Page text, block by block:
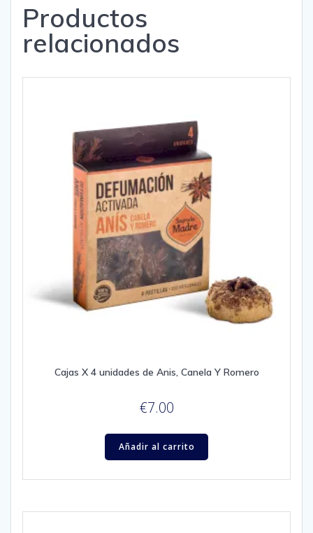
Productos
relacionados
Cajas X 4 unidades de Anis, Canela Y Romero
€7.00
Añadir al carrito